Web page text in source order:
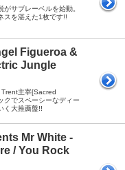
サブレーベルを始動。
スを湛えた1枚です!!
Figueroa &
Jungle
主宰[Sacred
クでスペーシーなディー
く大推薦盤!!
Mr White -
/ You Rock